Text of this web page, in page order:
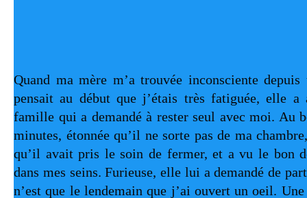
Quand ma mère m’a trouvée inconsciente
pensait au début que j’étais très fatiguée, elle a
famille qui a demandé à rester seul avec moi. Au
minutes, étonnée qu’il ne sorte pas de ma
qu’il avait pris le soin de fermer, et a vu le bon
dans mes seins. Furieuse, elle lui a demandé de
n’est que le lendemain que j’ai ouvert un oeil.